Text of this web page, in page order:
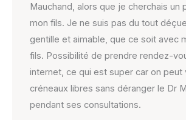
Mauchand, alors que je cherchais un
mon fils. Je ne suis pas du tout
gentille et aimable, que ce soit avec
fils. Possibilité de prendre rendez-
internet, ce qui est super car on peut
créneaux libres sans déranger le Dr
pendant ses consultations.